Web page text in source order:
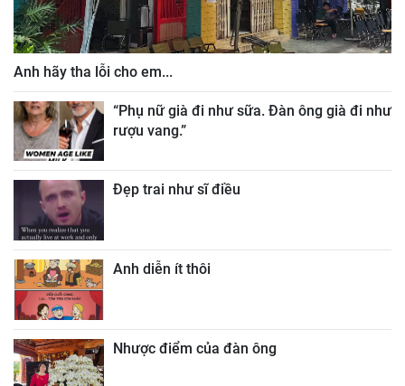
Anh hãy tha lỗi cho em...
“Phụ nữ già đi như sữa. Đàn ông già đi như
rượu vang.”
Đẹp trai như sĩ điều
Anh diễn ít thôi
Nhược điểm của đàn ông